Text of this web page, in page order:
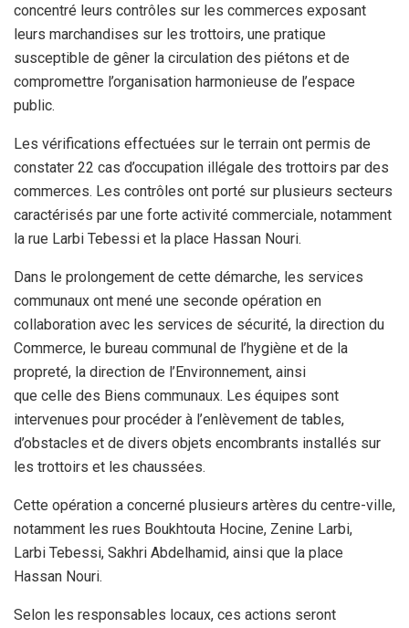
concentré leurs contrôles sur les commerces exposant
leurs marchandises sur les trottoirs, une pratique
susceptible de gêner la circulation des piétons et de
compromettre l’organisation harmonieuse de l’espace
public.
Les vérifications effectuées sur le terrain ont permis de
constater 22 cas d’occupation illégale des trottoirs par des
commerces. Les contrôles ont porté sur plusieurs secteurs
caractérisés par une forte activité commerciale, notamment
la rue Larbi Tebessi et la place Hassan Nouri.
Dans le prolongement de cette démarche, les services
communaux ont mené une seconde opération en
collaboration avec les services de sécurité, la direction du
Commerce, le bureau communal de l’hygiène et de la
propreté, la direction de l’Environnement, ainsi
que celle des Biens communaux. Les équipes sont
intervenues pour procéder à l’enlèvement de tables,
d’obstacles et de divers objets encombrants installés sur
les trottoirs et les chaussées.
Cette opération a concerné plusieurs artères du centre-ville,
notamment les rues Boukhtouta Hocine, Zenine Larbi,
Larbi Tebessi, Sakhri Abdelhamid, ainsi que la place
Hassan Nouri.
Selon les responsables locaux, ces actions seront